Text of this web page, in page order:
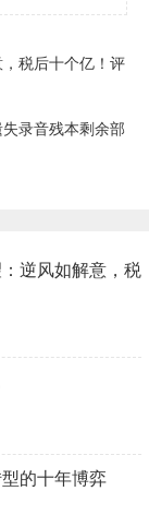
税后十个亿！评
录音残本剩余部
逆风如解意，税
的十年博弈